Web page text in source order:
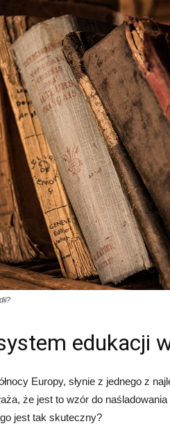
edukacji
Europy, słynie z jednego z
że jest to wzór do
jest tak skuteczny?